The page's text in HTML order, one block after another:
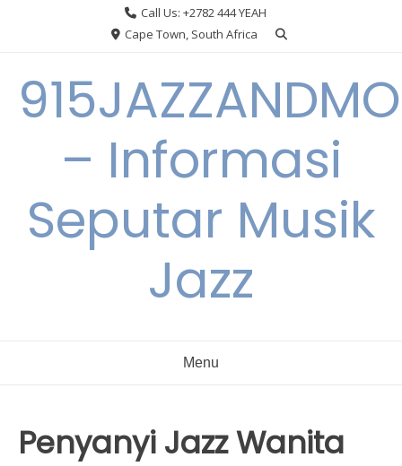
Call Us: +2782 444 YEAH
Cape Town, South Africa
– Informasi
Seputar Musik
Jazz
Menu
Penyanyi Jazz Wanita